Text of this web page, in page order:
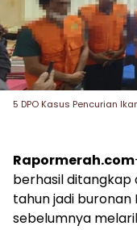
5 DPO Kasus Pencurian
Rapormerah.com
berhasil ditangkap
tahun jadi buronan
sebelumnya